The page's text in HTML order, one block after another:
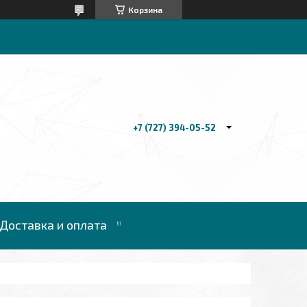
Корзина
+7 (727) 394-05-52
и оплата